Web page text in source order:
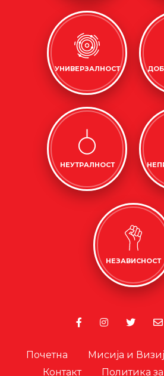
УНИВЕРЗАЛНОСТ
НЕУТРАЛНОСТ
НЕЗАВИСНОСТ
Почетна Мисија и
Контакт
Политика